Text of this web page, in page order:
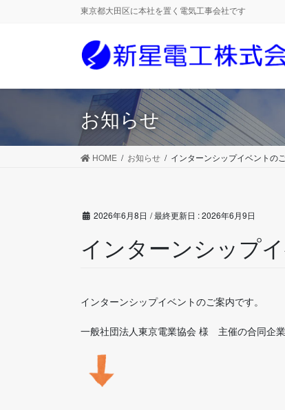
に
ョ
東京都大田区に本社を置く電気工事会社です
お知らせ
HOME お知らせ インターンシップイベントの
2026年6月8日 / 最終更新日 :2026年6月9日
インターンシップ
インターンシップイベントのご案内です。
一般社団法人東京電業協会 様 主催の合同企